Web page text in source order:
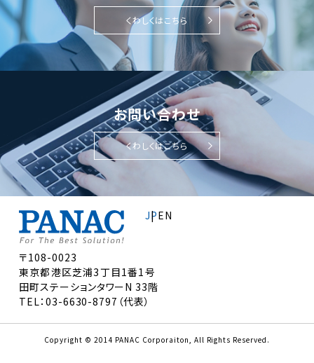
くわしくはこちら
お問い合わせ
くわしくはこちら
JPEN
〒108-0023
東京都港区芝浦3丁目1番1号
田町ステーションタワーN 33階
TEL：03-6630-8797（代表）
Copyright © 2014 PANAC Corporaiton, All Rights Reserved.